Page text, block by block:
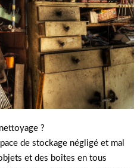
?
de stockage négligé et mal
et des boîtes en tous